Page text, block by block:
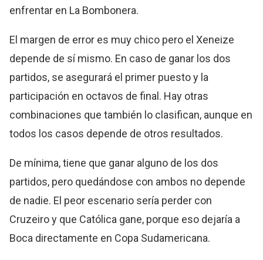
enfrentar en La Bombonera.
El margen de error es muy chico pero el Xeneize
depende de sí mismo. En caso de ganar los dos
partidos, se asegurará el primer puesto y la
participación en octavos de final. Hay otras
combinaciones que también lo clasifican, aunque en
todos los casos depende de otros resultados.
De mínima, tiene que ganar alguno de los dos
partidos, pero quedándose con ambos no depende
de nadie. El peor escenario sería perder con
Cruzeiro y que Católica gane, porque eso dejaría a
Boca directamente en Copa Sudamericana.